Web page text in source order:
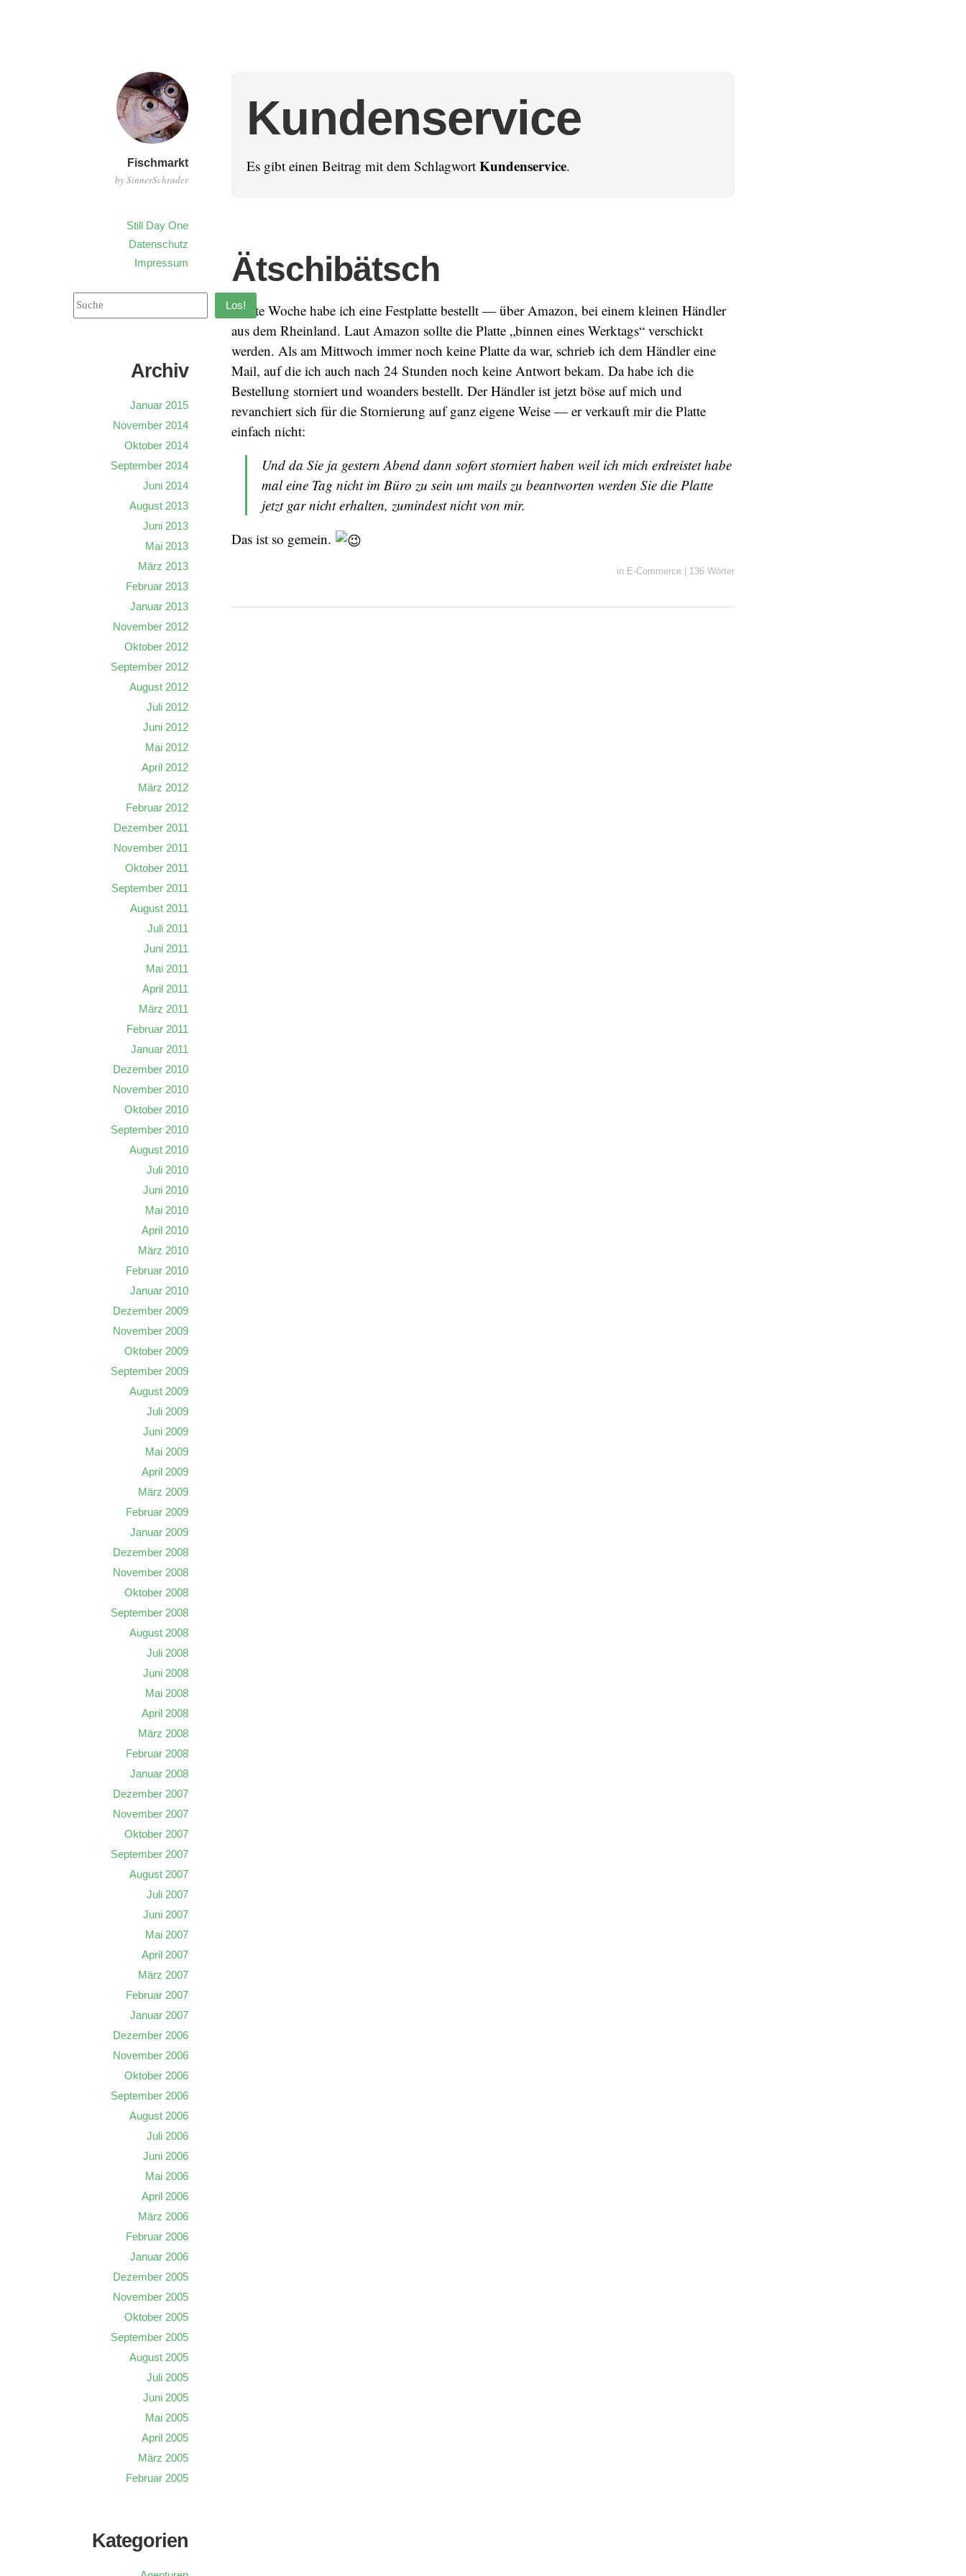
Fischmarkt
by SinnerSchrader
Still Day One
Datenschutz
Impressum
Kundenservice
Es gibt einen Beitrag mit dem Schlagwort Kundenservice.
Ätschibätsch
Letzte Woche habe ich eine Festplatte bestellt — über Amazon, bei einem kleinen Händler
aus dem Rheinland. Laut Amazon sollte die Platte „binnen eines Werktags“ verschickt
werden. Als am Mittwoch immer noch keine Platte da war, schrieb ich dem Händler eine
Mail, auf die ich auch nach 24 Stunden noch keine Antwort bekam. Da habe ich die
Bestellung storniert und woanders bestellt. Der Händler ist jetzt böse auf mich und
revanchiert sich für die Stornierung auf ganz eigene Weise — er verkauft mir die Platte
einfach nicht:
Und da Sie ja gestern Abend dann sofort storniert haben weil ich mich erdreistet habe
mal eine Tag nicht im Büro zu sein um mails zu beantworten werden Sie die Platte
jetzt gar nicht erhalten, zumindest nicht von mir.
Das ist so gemein.
in E-Commerce 136 Wörter
Los!
Archiv
Januar 2015
November 2014
Oktober 2014
September 2014
Juni 2014
August 2013
Juni 2013
Mai 2013
März 2013
Februar 2013
Januar 2013
November 2012
Oktober 2012
September 2012
August 2012
Juli 2012
Juni 2012
Mai 2012
April 2012
März 2012
Februar 2012
Dezember 2011
November 2011
Oktober 2011
September 2011
August 2011
Juli 2011
Juni 2011
Mai 2011
April 2011
März 2011
Februar 2011
Januar 2011
Dezember 2010
November 2010
Oktober 2010
September 2010
August 2010
Juli 2010
Juni 2010
Mai 2010
April 2010
März 2010
Februar 2010
Januar 2010
Dezember 2009
November 2009
Oktober 2009
September 2009
August 2009
Juli 2009
Juni 2009
Mai 2009
April 2009
März 2009
Februar 2009
Januar 2009
Dezember 2008
November 2008
Oktober 2008
September 2008
August 2008
Juli 2008
Juni 2008
Mai 2008
April 2008
März 2008
Februar 2008
Januar 2008
Dezember 2007
November 2007
Oktober 2007
September 2007
August 2007
Juli 2007
Juni 2007
Mai 2007
April 2007
März 2007
Februar 2007
Januar 2007
Dezember 2006
November 2006
Oktober 2006
September 2006
August 2006
Juli 2006
Juni 2006
Mai 2006
April 2006
März 2006
Februar 2006
Januar 2006
Dezember 2005
November 2005
Oktober 2005
September 2005
August 2005
Juli 2005
Juni 2005
Mai 2005
April 2005
März 2005
Februar 2005
Kategorien